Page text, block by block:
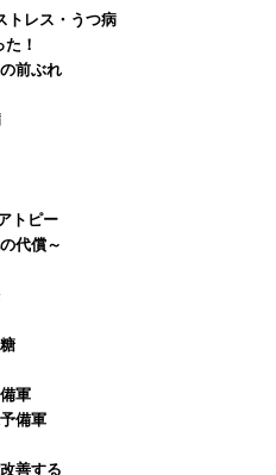
レス・うつ病
！
前ぶれ
トピー
代償～
軍
備軍
善する